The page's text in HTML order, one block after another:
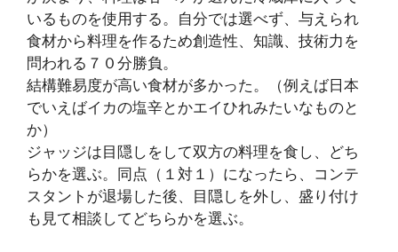
いるものを使用する。自分では選べず、与えられ
食材から料理を作るため創造性、知識、技術力を
問われる７０分勝負。
結構難易度が高い食材が多かった。（例えば日本
でいえばイカの塩辛とかエイひれみたいなものと
か）
ジャッジは目隠しをして双方の料理を食し、どち
らかを選ぶ。同点（１対１）になったら、コンテ
スタントが退場した後、目隠しを外し、盛り付け
も見て相談してどちらかを選ぶ。